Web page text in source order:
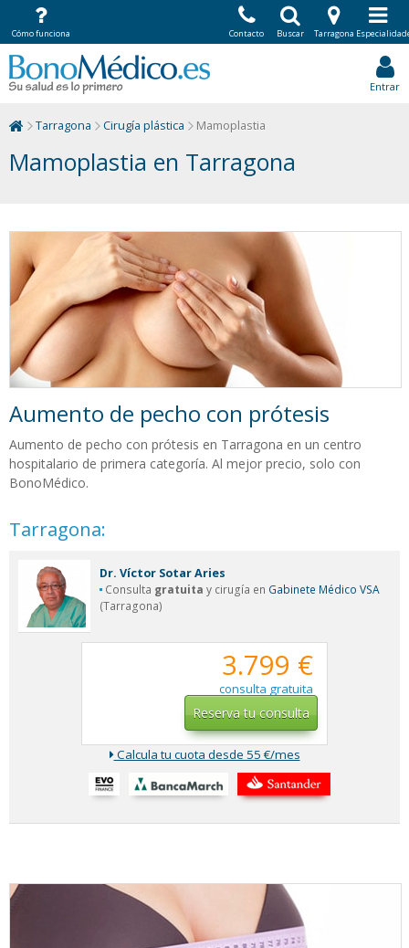
Entrar
Tarragona Cirugía plástica Mamoplastia
Mamoplastia en Tarragona
Aumento de pecho con prótesis
Aumento de pecho con prótesis en Tarragona en un centro
hospitalario de primera categoría. Al mejor precio, solo con
BonoMédico.
Tarragona:
Dr. Víctor Sotar Aries
Consulta gratuita y cirugía en Gabinete Médico VSA
(Tarragona)
3.799 €
consulta gratuita
Reserva tu consulta
Calcula tu cuota desde 55 €/mes
Cómo funciona Contacto Buscar Tarragona